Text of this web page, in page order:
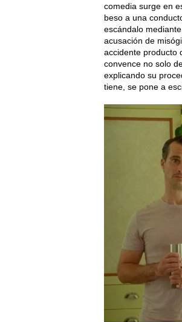
comedia surge en
beso a una
escándalo
acusación de
accidente producto
convence no solo
explicando su
tiene, se pone a